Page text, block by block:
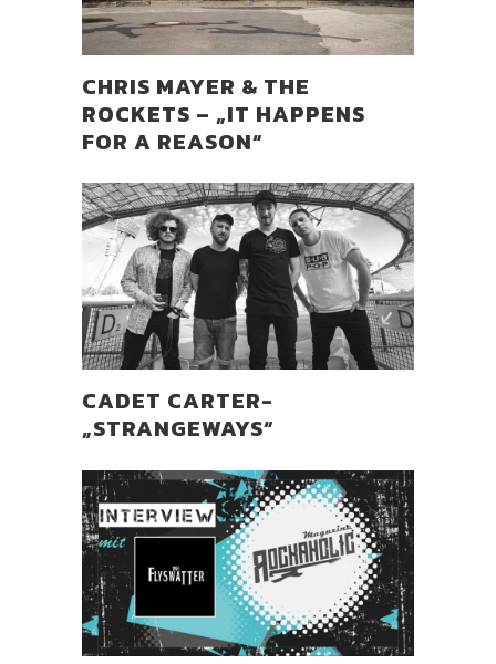
CHRIS MAYER & THE
ROCKETS – „IT HAPPENS
FOR A REASON“
CADET CARTER-
„STRANGEWAYS“